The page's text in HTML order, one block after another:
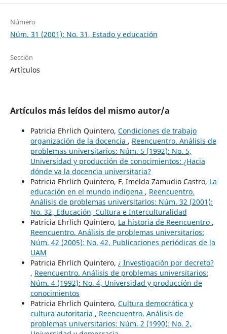
Número
Núm. 31 (2001): No. 31, Estado y educación
Sección
Artículos
Artículos más leídos del mismo autor/a
Patricia Ehrlich Quintero, Condiciones de trabajo
organización de la docencia , Reencuentro. Análisis de
problemas universitarios: Núm. 5 (1992): No. 5,
Universidad y producción de conocimientos: ¿Hacia
dónde va la docencia universitaria?
Patricia Ehrlich Quintero, F. Imelda Zamudio Castro, La
educación en el mundo indígena , Reencuentro.
Análisis de problemas universitarios: Núm. 32 (2001):
No. 32, Educación, Cultura e Interculturalidad
Patricia Ehrlich Quintero, La historia de Reencuentro ,
Reencuentro. Análisis de problemas universitarios:
Núm. 42 (2005): No. 42, Publicaciones periódicas de la
UAM
Patricia Ehrlich Quintero, ¿ Investigación por decreto?
, Reencuentro. Análisis de problemas universitarios:
Núm. 4 (1992): No. 4, Universidad y producción de
conocimientos
Patricia Ehrlich Quintero, Cultura democrática y
cultura autoritaria , Reencuentro. Análisis de
problemas universitarios: Núm. 2 (1990): No. 2,